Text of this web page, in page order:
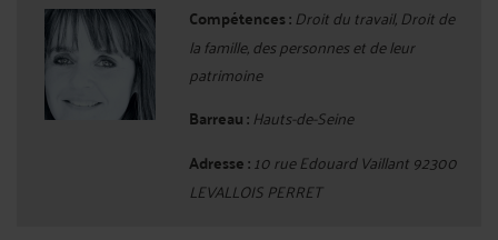
Compétences : Droit du travail, Droit de
la famille, des personnes et de leur
patrimoine
Barreau : Hauts-de-Seine
Adresse :10 rue Edouard Vaillant 92300
LEVALLOIS PERRET